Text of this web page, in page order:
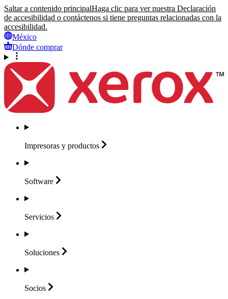
Saltar a contenido principalHaga clic para ver nuestra Declaración
de accesibilidad o contáctenos si tiene preguntas relacionadas con la
accesibilidad.
México
Dónde comprar
Impresoras y productos
Software
Servicios
Soluciones
Socios